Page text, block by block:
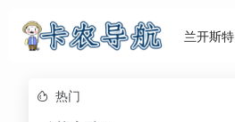
兰开斯特
热门